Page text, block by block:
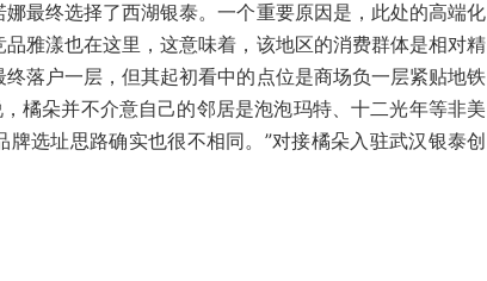
最终选择了西湖银泰。一个重要原因是，此处的高端化
雅漾也在这里，这意味着，该地区的消费群体是相对精
落户一层，但其起初看中的点位是商场负一层紧贴地铁
橘朵并不介意自己的邻居是泡泡玛特、十二光年等非美
选址思路确实也很不相同。”对接橘朵入驻武汉银泰创